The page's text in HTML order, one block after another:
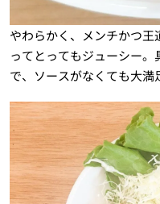
やわらかく、メンチかつ
ってとってもジューシー
で、ソースがなくても大満